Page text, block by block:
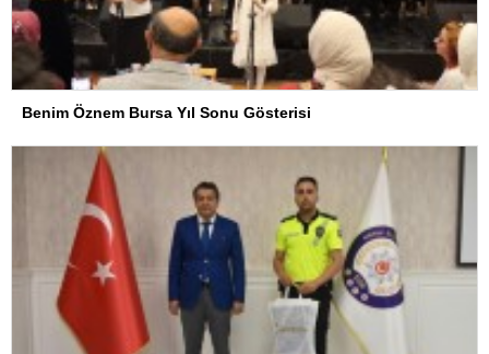
Benim Öznem Bursa Yıl Sonu Gösterisi